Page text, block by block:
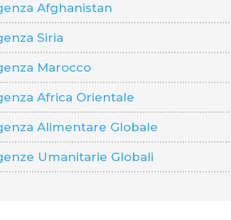
Afghanistan
Siria
Marocco
Africa Orientale
Alimentare Globale
Umanitarie Globali